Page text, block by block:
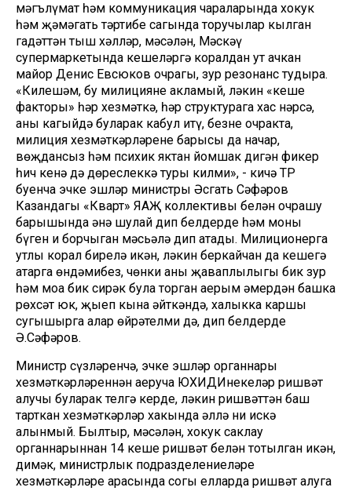
мәгълүмат һәм коммуникация чараларында хокук
һәм җәмәгать тәртибе сагында торучылар кылган
гадәттән тыш хәлләр, мәсәлән, Мәскәү
супермаркетында кешеләргә коралдан ут ачкан
майор Денис Евсюков очрагы, зур резонанс тудыра.
«Килешәм, бу милицияне акламый, ләкин «кеше
факторы» һәр хезмәткә, һәр структурага хас нәрсә,
аны кагыйдә буларак кабул итү, безнең очракта,
милиция хезмәткәрләренең барысы да начар,
вөҗдансыз һәм психик яктан йомшак дигән фикер
һич кенә дә дөреслеккә туры килми», - кичә ТР
буенча эчке эшләр министры Әсгать Сәфәров
Казандагы «Кварт» ЯАҖ коллективы белән очрашу
барышында әнә шулай дип белдерде һәм моны
бүген иң борчыган мәсьәлә дип атады. Милиционерга
утлы корал бирелә икән, ләкин беркайчан да кешегә
атарга өндәмибез, чөнки аның җаваплылыгы бик зур
һәм моңа бик сирәк була торган аерым әмердән башка
рөхсәт юк, җыеп кына әйткәндә, халыкка каршы
сугышырга алар өйрәтелми дә, дип белдерде
Ә.Сәфәров.
Министр сүзләренчә, эчке эшләр органнары
хезмәткәрләреннән аеруча ЮХИДИнекеләр ришвәт
алучы буларак телгә керде, ләкин ришвәттән баш
тарткан хезмәткәрләр хакында әллә ни искә
алынмый. Былтыр, мәсәлән, хокук саклау
органнарыннан 14 кеше ришвәт белән тотылган икән,
димәк, министрлык подразделениеләре
хезмәткәрләре арасында соңгы елларда ришвәт алуга